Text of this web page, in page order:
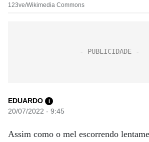
123ve/Wikimedia Commons
EDUARDO i
20/07/2022 - 9:45
Assim como o mel escorrendo